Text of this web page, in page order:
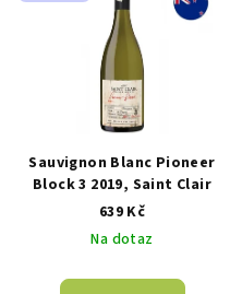
Sauvignon Blanc Pioneer
Block 3 2019, Saint Clair
639 Kč
Na dotaz